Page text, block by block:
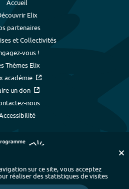
Accueil
Elix
partenaires
et Collectivités
vous !
Thèmes Elix
académie
un don
nous
- Index alphabétique -
sur ce site, vous acceptez
réaliser des statistiques de visites